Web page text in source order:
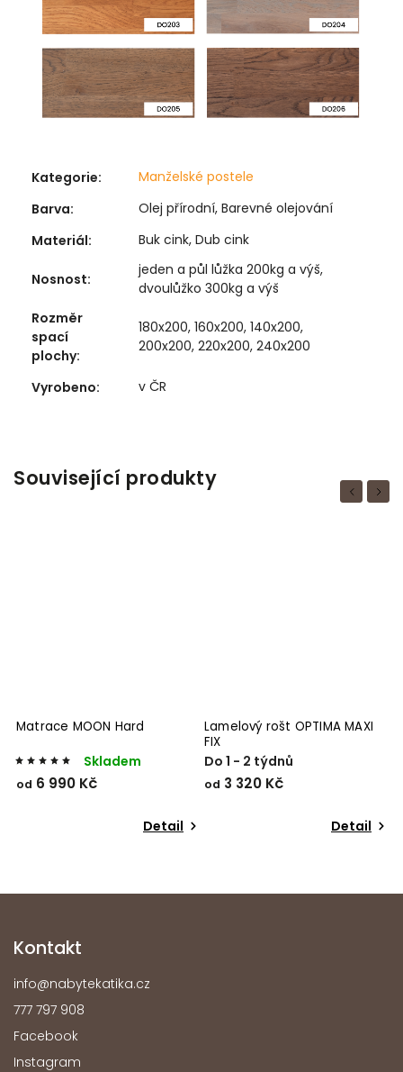
Kategorie:
Manželské postele
Barva:
Olej přírodní, Barevné olejování
Materiál: Buk cink, Dub cink
Nosnost:
jeden a půl lůžka 200kg a výš,
dvoulůžko 300kg a výš
Rozměr
spací
plochy:
180x200, 160x200, 140x200,
200x200, 220x200, 240x200
Vyrobeno: v ČR
Související produkty Previous
Matrace MOON Hard
Skladem
od 6 990 Kč
Detail
Lamelový rošt OPTIMA MAXI
FIX
Do 1 - 2 týdnů
od 3 320 Kč
Detail
Next
Kontakt
info@nabytekatika.cz
777 797 908
Facebook
Instagram